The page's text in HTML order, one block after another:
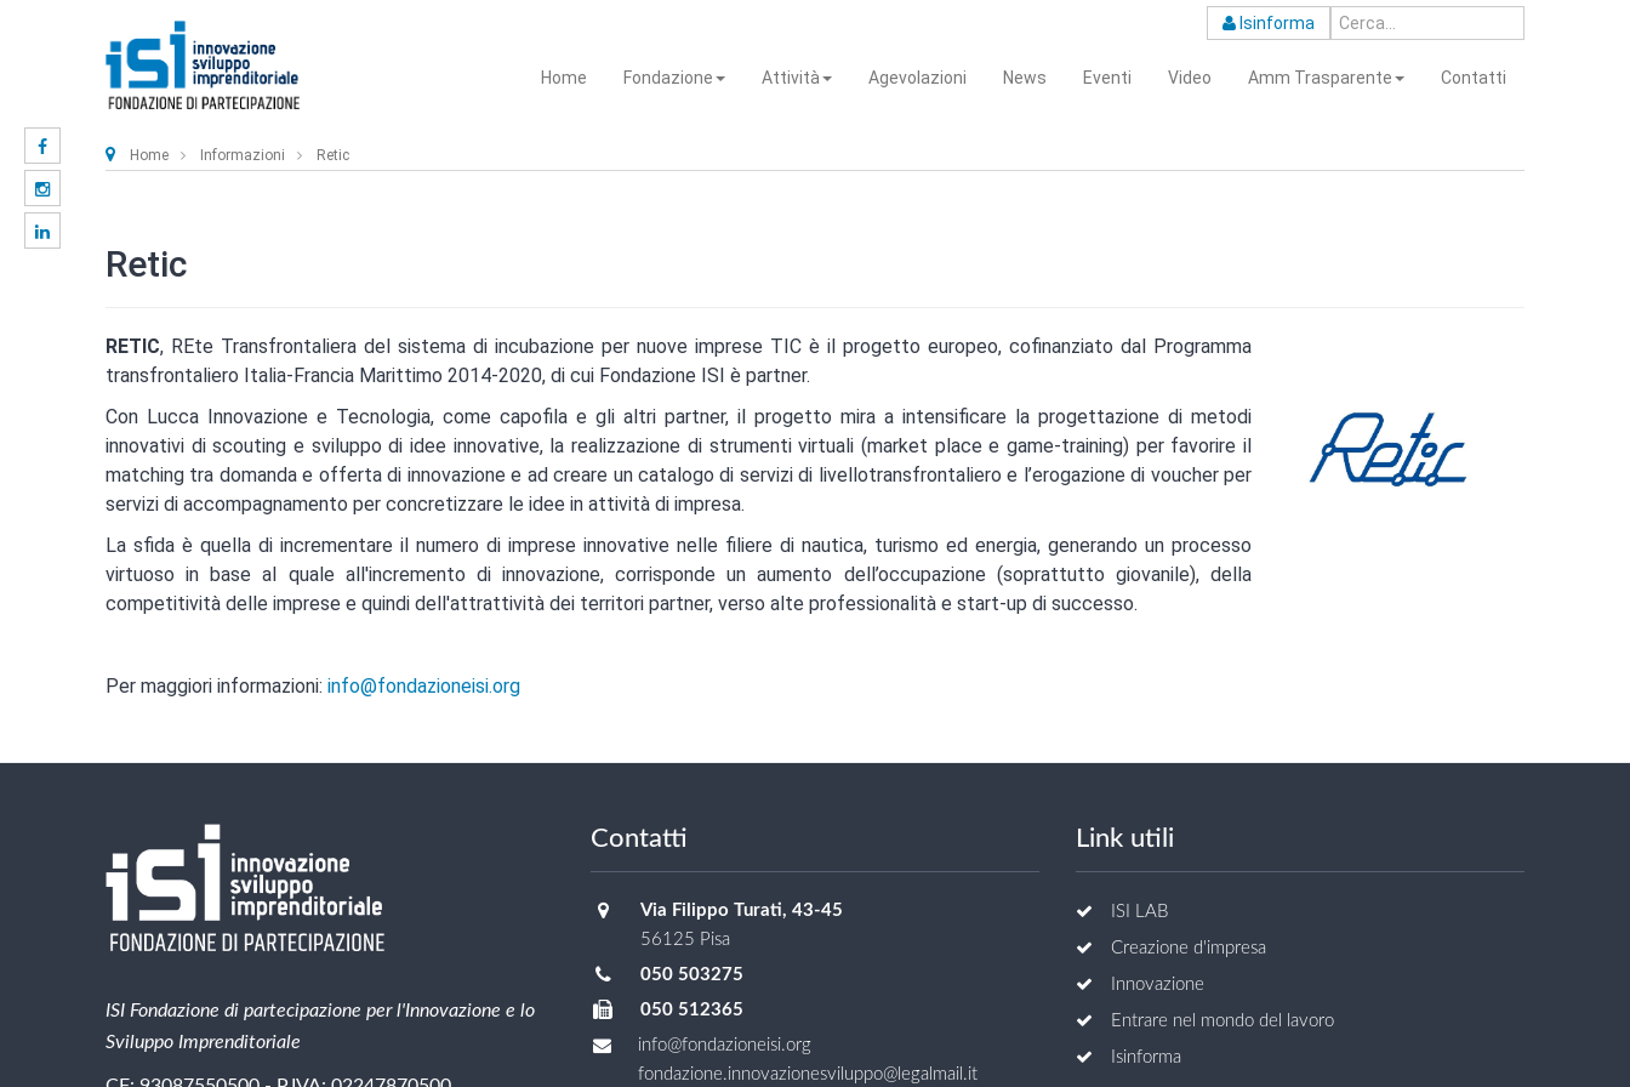
Isinforma
Home Fondazione Attività Agevolazioni News Eventi Video Amm Trasparente Contatti
Home Informazioni Retic
Retic
RETIC, REte Transfrontaliera del sistema di incubazione per nuove imprese TIC è il progetto europeo, cofinanziato dal Programma
transfrontaliero Italia-Francia Marittimo 2014-2020, di cui Fondazione ISI è partner.
Con Lucca Innovazione e Tecnologia, come capofila e gli altri partner, il progetto mira a intensificare la progettazione di metodi
innovativi di scouting e sviluppo di idee innovative, la realizzazione di strumenti virtuali (market place e game-training) per favorire il
matching tra domanda e offerta di innovazione e ad creare un catalogo di servizi di livellotransfrontaliero e l’erogazione di voucher per
servizi di accompagnamento per concretizzare le idee in attività di impresa.
La sfida è quella di incrementare il numero di imprese innovative nelle filiere di nautica, turismo ed energia, generando un processo
virtuoso in base al quale all'incremento di innovazione, corrisponde un aumento dell’occupazione (soprattutto giovanile), della
competitività delle imprese e quindi dell'attrattività dei territori partner, verso alte professionalità e start-up di successo.
Per maggiori informazioni: info@fondazioneisi.org
ISI Fondazione di partecipazione per l'Innovazione e lo
Sviluppo Imprenditoriale
Contatti
Via Filippo Turati, 43-45
56125 Pisa
050 503275
050 512365
info@fondazioneisi.org
fondazione.innovazionesviluppo@legalmail.it
Link utili
ISI LAB
Creazione d'impresa
Innovazione
Entrare nel mondo del lavoro
Isinforma